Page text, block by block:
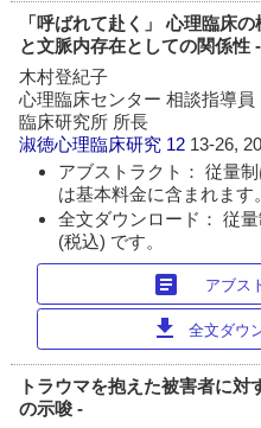
「呼ばれて赴く」 心理臨床
と文脈内存在としての関係性 -
木村登紀子
心理臨床センター 相談指導
臨床研究所 所長
淑徳心理臨床研究 12 13-26,
アブストラクト： 従量
は基本料金に含まれます。
全文ダウンロード： 従
(税込) です。
article アブス
download 全文ダウ
トラウマを抱えた被害者に
の示唆 -